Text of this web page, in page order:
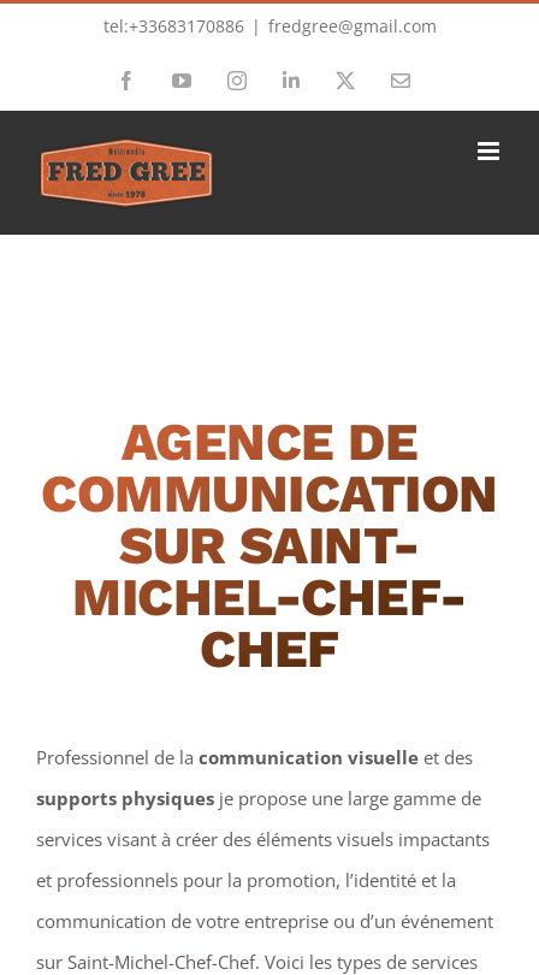
tel:+33683170886 | fredgree@gmail.com
FacebookYouTubeInstagramLinkedIn Email
AGENCE DE
COMMUNICATION
SUR SAINT-
MICHEL-CHEF-
CHEF
Professionnel de la communication visuelleet des
supports physiquesje propose une large gamme de
services visant à créer des éléments visuels impactants
et professionnels pour la promotion, l’identité et la
communication de votre entreprise ou d’un événement
sur Saint-Michel-Chef-Chef. Voici les types de services